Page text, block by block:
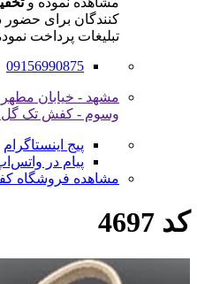
کنندگان برای حضور
تبلیغات پرداخت
09156990875
مشهد - خیابان
وسوم - کفش تک گل -
پیج اینستاگرام
پیام در
مشاهده فروشگاه
کد 4697